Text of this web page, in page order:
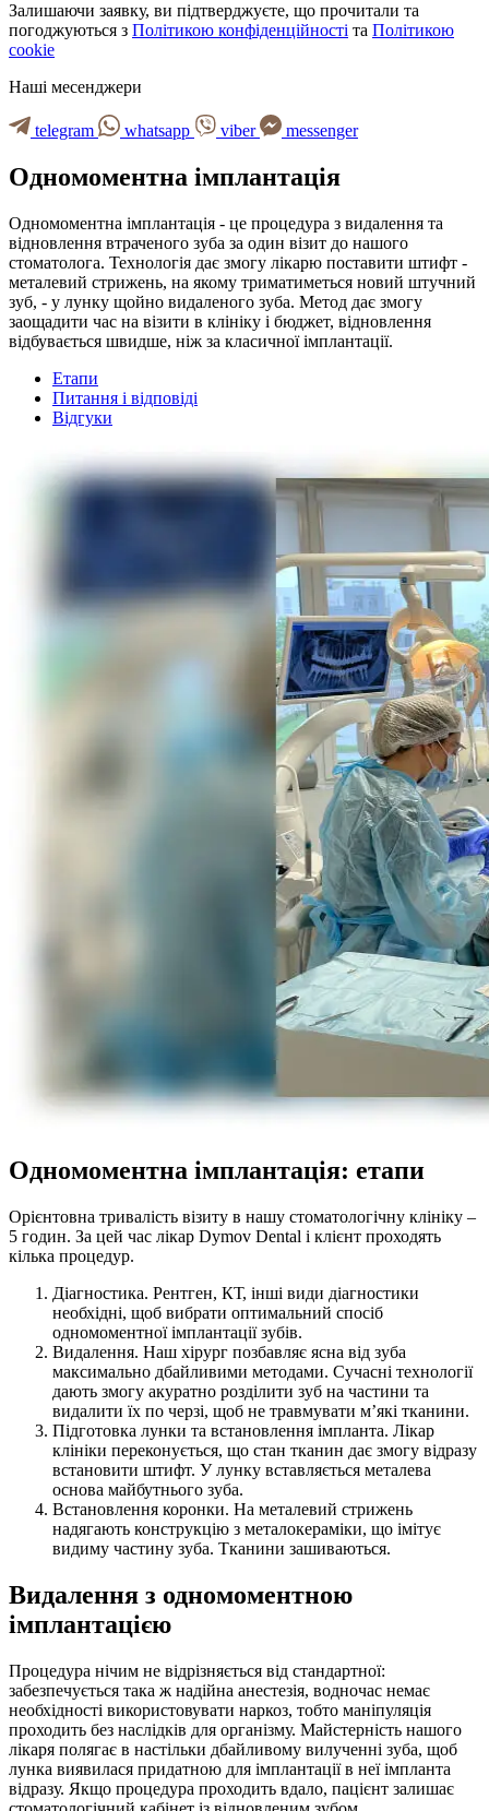
Залишаючи заявку, ви підтверджуєте, що прочитали та
погоджуються з Політикою конфіденційності та Політикою
cookie
Наші месенджери
telegram whatsapp viber messenger
Одномоментна імплантація
Одномоментна імплантація - це процедура з видалення та
відновлення втраченого зуба за один візит до нашого
стоматолога. Технологія дає змогу лікарю поставити штифт -
металевий стрижень, на якому триматиметься новий штучний
зуб, - у лунку щойно видаленого зуба. Метод дає змогу
заощадити час на візити в клініку і бюджет, відновлення
відбувається швидше, ніж за класичної імплантації.
Етапи
Питання і відповіді
Відгуки
Одномоментна імплантація: етапи
Орієнтовна тривалість візиту в нашу стоматологічну клініку –
5 годин. За цей час лікар Dymov Dental і клієнт проходять
кілька процедур.
Діагностика. Рентген, КТ, інші види діагностики
необхідні, щоб вибрати оптимальний спосіб
одномоментної імплантації зубів.
Видалення. Наш хірург позбавляє ясна від зуба
максимально дбайливими методами. Сучасні технології
дають змогу акуратно розділити зуб на частини та
видалити їх по черзі, щоб не травмувати м’які тканини.
Підготовка лунки та встановлення імпланта. Лікар
клініки переконується, що стан тканин дає змогу відразу
встановити штифт. У лунку вставляється металева
основа майбутнього зуба.
Встановлення коронки. На металевий стрижень
надягають конструкцію з металокераміки, що імітує
видиму частину зуба. Тканини зашиваються.
Видалення з одномоментною
імплантацією
Процедура нічим не відрізняється від стандартної:
забезпечується така ж надійна анестезія, водночас немає
необхідності використовувати наркоз, тобто маніпуляція
проходить без наслідків для організму. Майстерність нашого
лікаря полягає в настільки дбайливому вилученні зуба, щоб
лунка виявилася придатною для імплантації в неї імпланта
відразу. Якщо процедура проходить вдало, пацієнт залишає